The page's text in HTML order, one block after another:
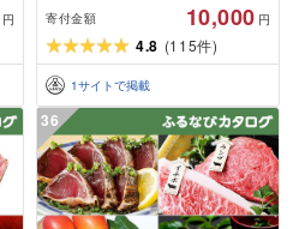
円 寄付金額 10,000 円
4.8 (115件)
1サイトで掲載
36